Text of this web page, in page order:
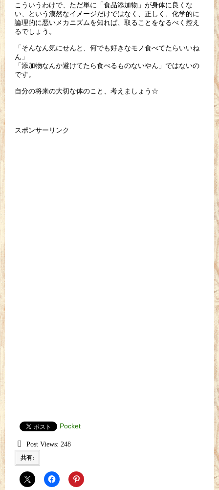
こういうわけで、ただ単に「食品添加物」が身体に良くな
い、という漠然なイメージだけではなく、正しく、化学的に
論理的に悪いメカニズムを知れば、取ることをなるべく控え
るでしょう。
「そんなん気にせんと、何でも好きなモノ食べてたらいいね
ん」
「添加物なんか避けてたら食べるものないやん」ではないの
です。
自分の将来の大切な体のこと、考えましょう☆
スポンサーリンク
Pocket
Post Views: 248
共有: